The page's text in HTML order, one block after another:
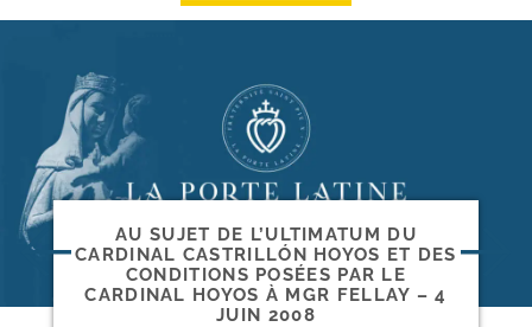
AU SUJET DE L’ULTIMATUM DU
CARDINAL CASTRILLÓN HOYOS ET DES
CONDITIONS POSÉES PAR LE
CARDINAL HOYOS À MGR FELLAY – 4
JUIN 2008